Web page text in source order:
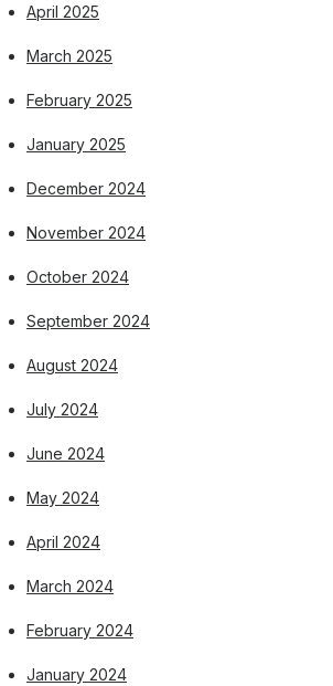
April 2025
March 2025
February 2025
January 2025
December 2024
November 2024
October 2024
September 2024
August 2024
July 2024
June 2024
May 2024
April 2024
March 2024
February 2024
January 2024